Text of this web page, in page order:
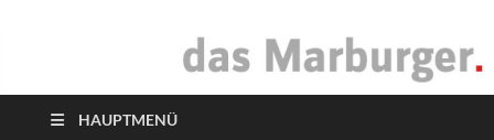
das Marburger.
HAUPTMENÜ